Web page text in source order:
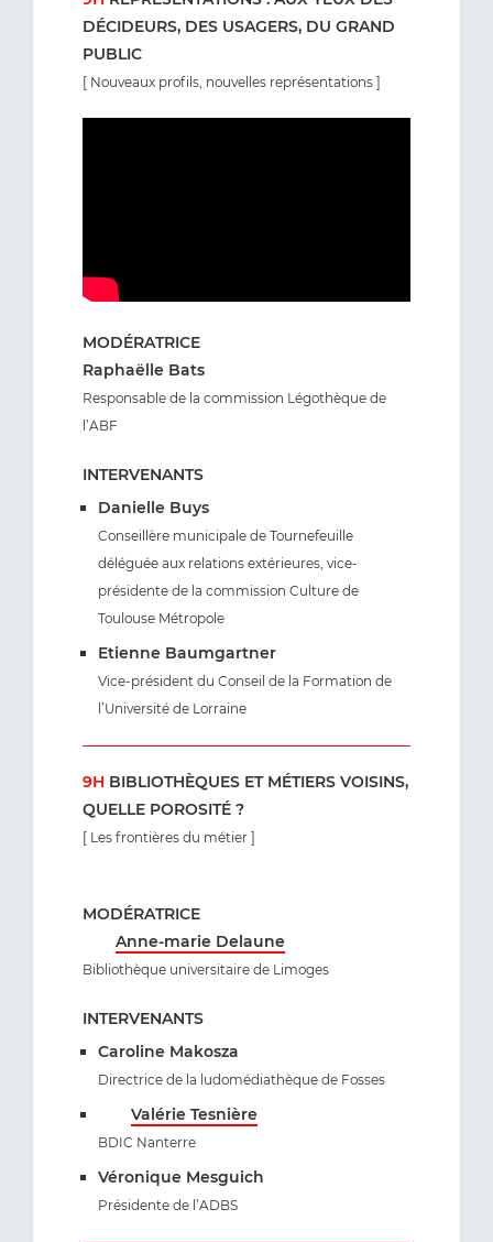
DÉCIDEURS, DES USAGERS, DU GRAND
PUBLIC
[ Nouveaux profils, nouvelles représentations ]
MODÉRATRICE
Raphaëlle Bats
Responsable de la commission Légothèque de
l’ABF
INTERVENANTS
Danielle Buys
Conseillère municipale de Tournefeuille
déléguée aux relations extérieures, vice-
présidente de la commission Culture de
Toulouse Métropole
Etienne Baumgartner
Vice-président du Conseil de la Formation de
l’Université de Lorraine
9H BIBLIOTHÈQUES ET MÉTIERS VOISINS,
QUELLE POROSITÉ ?
[ Les frontières du métier ]
MODÉRATRICE
Anne-marie Delaune
Bibliothèque universitaire de Limoges
INTERVENANTS
Caroline Makosza
Directrice de la ludomédiathèque de Fosses
Valérie Tesnière
BDIC Nanterre
Véronique Mesguich
Présidente de l’ADBS